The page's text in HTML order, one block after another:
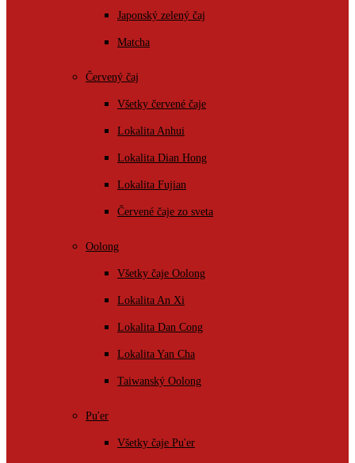
Japonský zelený čaj
Matcha
Červený čaj
Všetky červené čaje
Lokalita Anhui
Lokalita Dian Hong
Lokalita Fujian
Červené čaje zo sveta
Oolong
Všetky čaje Oolong
Lokalita An Xi
Lokalita Dan Cong
Lokalita Yan Cha
Taiwanský Oolong
Pu'er
Všetky čaje Pu'er